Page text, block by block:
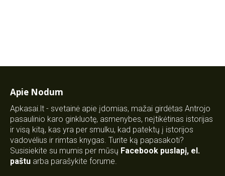
Apie Nodum
Apkasai.lt - svetainė apie įdomias, mažai girdėtas Antrojo
pasaulinio karo ginkluotę, asmenybes, neįtikėtinas istorijas
ir visą kitą, kas yra per smulku, kad patektų į istorijos
vadovėlius ir rimtas knygas. Turite ką papasakoti?
Susisiekite su mumis per mūsų Facebook puslapį, el.
paštu arba parašykite forume.